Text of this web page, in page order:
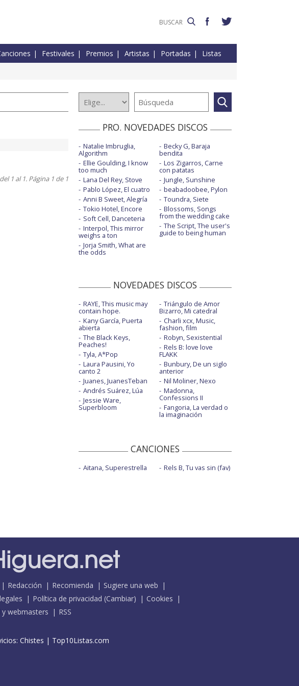
Festivales Premios Artistas Portadas Listas
1 al 1. Página 1 de 1
PRO. NOVEDADES DISCOS
Natalie Imbruglia,
Algorithm
Ellie Goulding, I know
too much
Lana Del Rey, Stove
Pablo López, El cuatro
Anni B Sweet, Alegría
Tokio Hotel, Encore
Soft Cell, Danceteria
Interpol, This mirror
weighs a ton
Jorja Smith, What are
the odds
Becky G, Baraja
bendita
Los Zigarros, Carne
con patatas
Jungle, Sunshine
beabadoobee, Pylon
Toundra, Siete
Blossoms, Songs
from the wedding cake
The Script, The user's
guide to being human
NOVEDADES DISCOS
RAYE, This music may
contain hope.
Kany García, Puerta
abierta
The Black Keys,
Peaches!
Tyla, A*Pop
Laura Pausini, Yo
canto 2
Juanes, JuanesTeban
Andrés Suárez, Lúa
Jessie Ware,
Superbloom
Triángulo de Amor
Bizarro, Mi catedral
Charli xcx, Music,
fashion, film
Robyn, Sexistential
Rels B: love love
FLAKK
Bunbury, De un siglo
anterior
Nil Moliner, Nexo
Madonna,
Confessions II
Fangoria, La verdad o
la imaginación
CANCIONES
Aitana, Superestrella Rels B, Tu vas sin (fav)
Redacción Recomienda
Sugiere una web
Política de privacidad (Cambiar)
Cookies
y webmasters
RSS
Chistes | Top10Listas.com